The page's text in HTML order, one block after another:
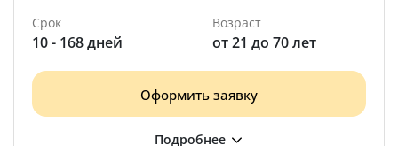
Срок
10 - 168 дней
Возраст
от 21 до 70 лет
Оформить заявку